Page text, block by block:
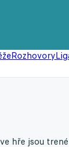
Rozhovory
hře jsou